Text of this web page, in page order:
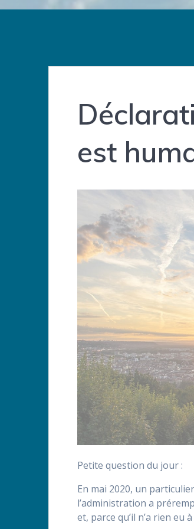
est
Petite question du jour :
En mai 2020, un
l’administration a
et, parce qu’il n’a rien